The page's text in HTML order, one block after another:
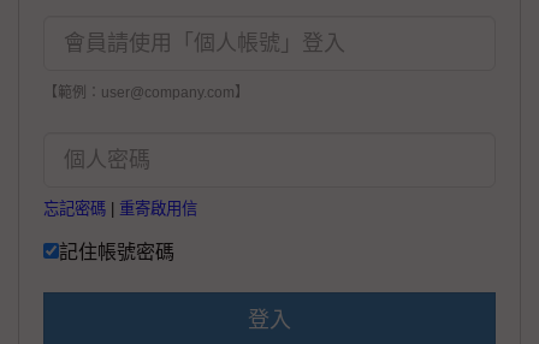
【範例：user@company.com】
忘記密碼 重寄啟用信
記住帳號密碼
登入